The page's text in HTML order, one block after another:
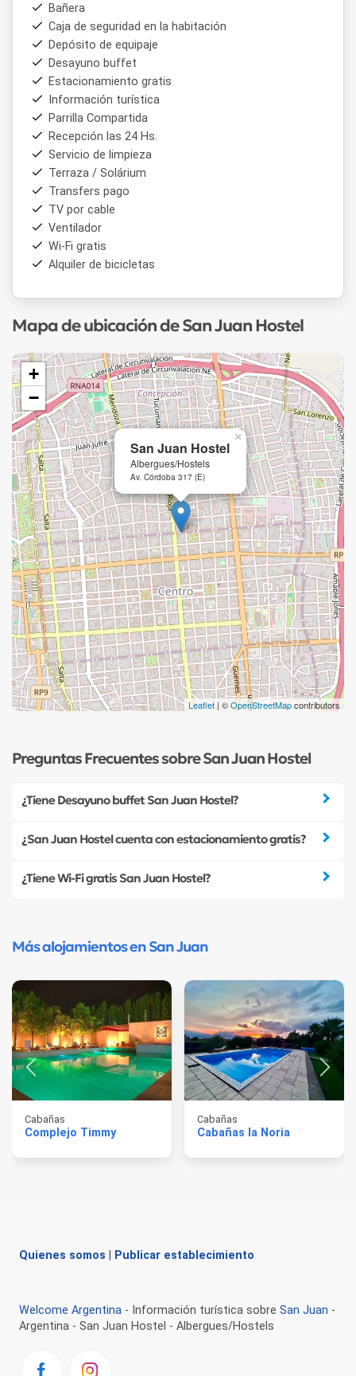
Bañera
Caja de seguridad en la habitación
Depósito de equipaje
Desayuno buffet
Estacionamiento gratis
Información turística
Parrilla Compartida
Recepción las 24 Hs.
Servicio de limpieza
Terraza / Solárium
Transfers pago
TV por cable
Ventilador
Wi-Fi gratis
Alquiler de bicicletas
Mapa de ubicación de San Juan Hostel
San Juan Hostel
Albergues/Hostels
Av. Córdoba 317 (E)
×
+
−
Leaflet | ©OpenStreetMapcontributors
Preguntas Frecuentes sobre San Juan Hostel
¿Tiene Desayuno buffet San Juan Hostel?
¿San Juan Hostel cuenta con estacionamiento gratis?
¿Tiene Wi-Fi gratis San Juan Hostel?
Más alojamientos en San Juan
Cabañas
Complejo Timmy
Cabañas
Cabañas la Noria
Quienes somos Publicar establecimiento
Welcome Argentina - Información turística sobre San Juan -
Argentina - San Juan Hostel - Albergues/Hostels